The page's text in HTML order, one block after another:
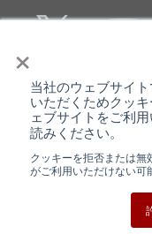
×
当社のウェブサイ
いただくためクッ
ェブサイトをご利用
読みください。
クッキーを拒否または
がご利用いただけない可
個人情報保護について
クッキーポリシー
日清紡ホールディン
Copyright ⓒ